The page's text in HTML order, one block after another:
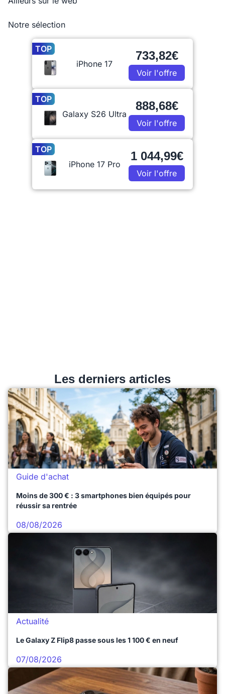
Notre sélection
TOP
iPhone 17
733,82€
Voir l'offre
TOP
Galaxy S26 Ultra
888,68€
Voir l'offre
TOP
iPhone 17 Pro
1 044,99€
Voir l'offre
Les derniers articles
Guide d'achat
Moins de 300 € : 3 smartphones bien équipés pour
réussir sa rentrée
08/08/2026
Actualité
Le Galaxy Z Flip8 passe sous les 1 100 € en neuf
07/08/2026